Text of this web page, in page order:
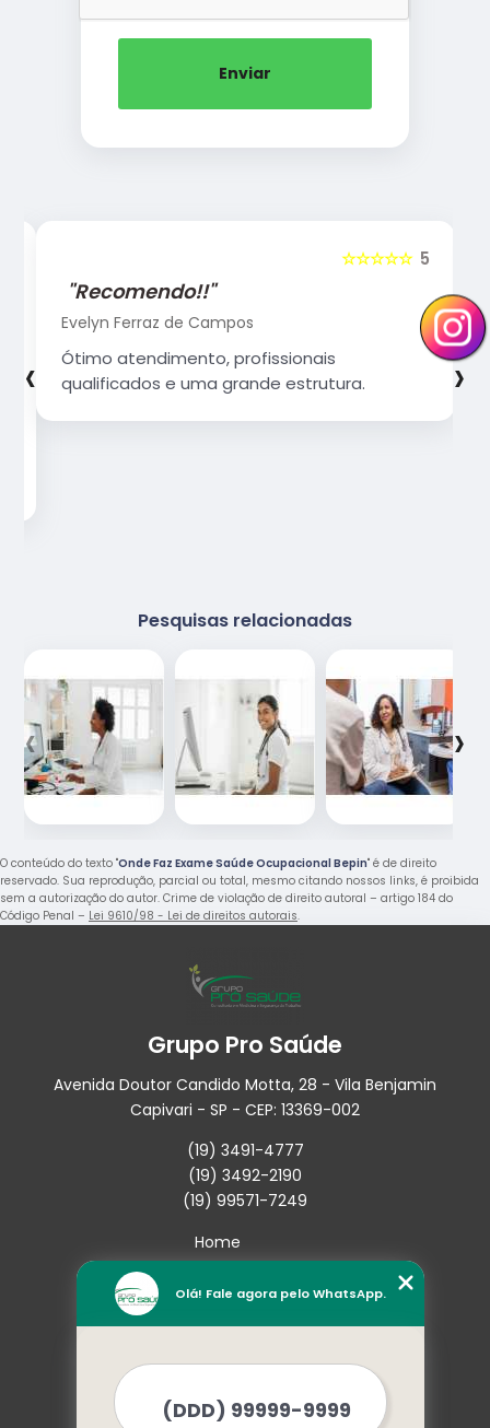
Enviar
5
☆☆☆☆☆
"Recomendo!!"
Evelyn Ferraz de Campos
Ótimo atendimento, profissionais
qualificados e uma grande estrutura.
‹ ›
Pesquisas relacionadas
‹ ›
O conteúdo do texto "Onde Faz Exame Saúde Ocupacional Bepin" é de direito
reservado. Sua reprodução, parcial ou total, mesmo citando nossos links, é proibida
sem a autorização do autor. Crime de violação de direito autoral – artigo 184 do
Código Penal – Lei 9610/98 - Lei de direitos autorais.
Grupo Pro Saúde
Avenida Doutor Candido Motta, 28 - Vila Benjamin
Capivari - SP - CEP: 13369-002
(19) 3491-4777
(19) 3492-2190
(19) 99571-7249
Home
Empresa
Missão
Mapa do site
Olá! Fale agora pelo WhatsApp.